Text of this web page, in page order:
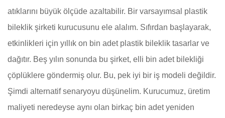
atıklarını büyük ölçüde azaltabilir. Bir varsayımsal plastik
bileklik şirketi kurucusunu ele alalım. Sıfırdan başlayarak,
etkinlikleri için yıllık on bin adet plastik bileklik tasarlar ve
dağıtır. Beş yılın sonunda bu şirket, elli bin adet bilekliği
çöplüklere göndermiş olur. Bu, pek iyi bir iş modeli değildir.
Şimdi alternatif senaryoyu düşünelim. Kurucumuz, üretim
maliyeti neredeyse aynı olan birkaç bin adet yeniden